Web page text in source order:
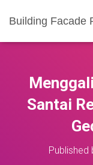
Building Facade
Santai
Published